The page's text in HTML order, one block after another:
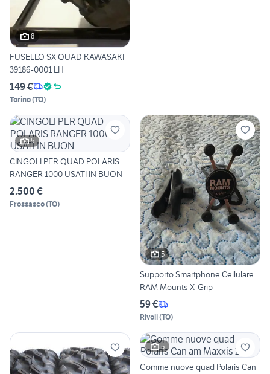
8
FUSELLO SX QUAD KAWASAKI
39186-0001 LH
149 €
Torino(TO)
5
CINGOLI PER QUAD POLARIS
RANGER 1000 USATI IN BUON
2.500 €
Frossasco(TO)
5
Supporto Smartphone Cellulare
RAM Mounts X-Grip
59 €
Rivoli(TO)
5
Gomme nuove quad Polaris Can